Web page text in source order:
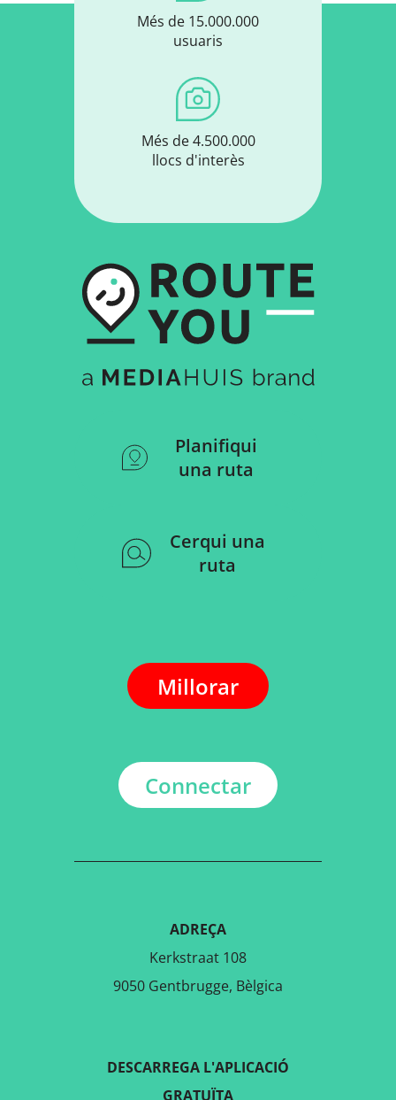
Més de 15.000.000
usuaris
Més de 4.500.000
llocs d'interès
Planifiqui
una ruta
Cerqui una
ruta
Millorar
Connectar
ADREÇA
Kerkstraat 108
9050 Gentbrugge, Bèlgica
DESCARREGA L'APLICACIÓ
GRATUÏTA